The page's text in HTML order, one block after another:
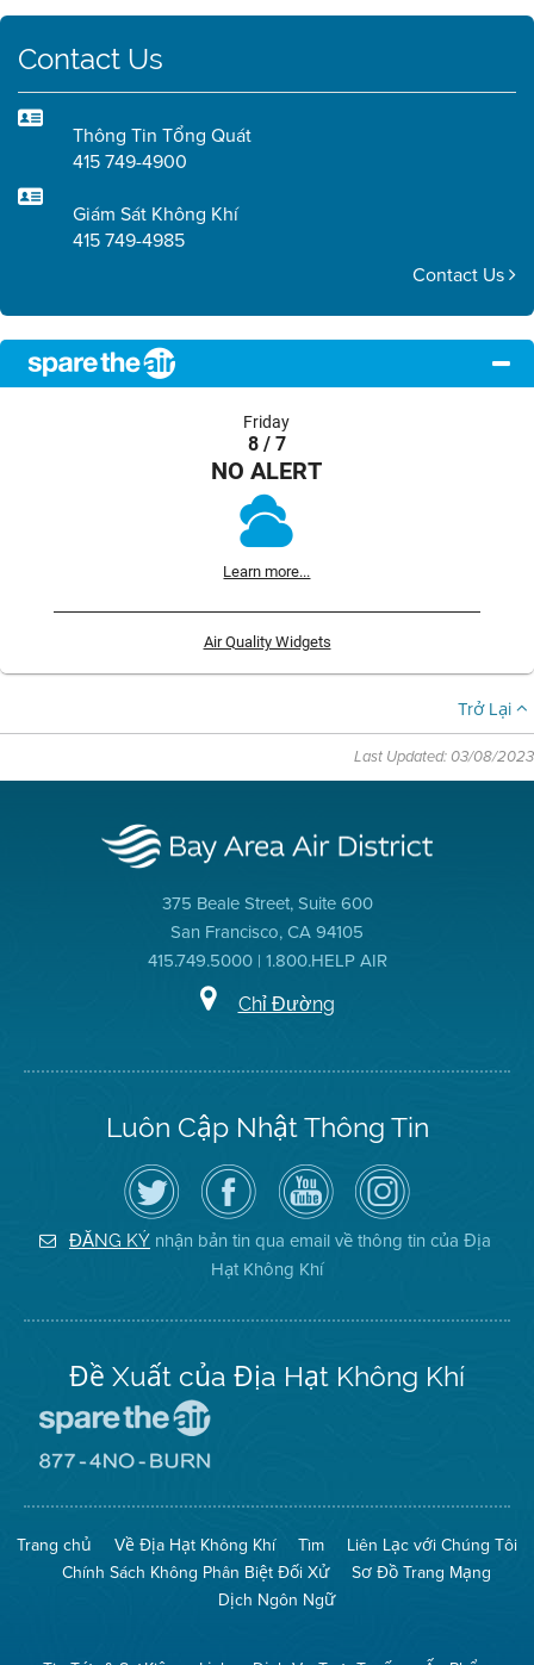
Contact Us
Thông Tin Tổng Quát
415 749-4900
Giám Sát Không Khí
415 749-4985
Contact Us
Friday
8 / 7
NO ALERT
Learn more...
Air Quality Widgets
Trở Lại
Last Updated: 03/08/2023
375 Beale Street, Suite 600
San Francisco, CA 94105
415.749.5000 | 1.800.HELP AIR
Chỉ Đường
Luôn Cập Nhật Thông Tin
Hãy
theo
dõi
Địa
Hạt
Không
Truy
cập
Trang
Facebook
của
Địa
Hạt
Kênh
YouTube
của
Địa
Hạt
Không
Khí
Air
District
on
Instagram
ĐĂNG KÝ nhận bản tin qua email về thông tin của Địa
Hạt Không Khí
Đề Xuất của Địa Hạt Không Khí
The
(Bảo
Toàn
Không
Khí)
Mạng
No
Burn
(Không
Đốt)
Trang chủ Về Địa Hạt Không Khí Tìm
Liên Lạc với Chúng Tôi
Chính Sách Không Phân Biệt Đối Xử
Sơ Đồ Trang Mạng
Dịch Ngôn Ngữ